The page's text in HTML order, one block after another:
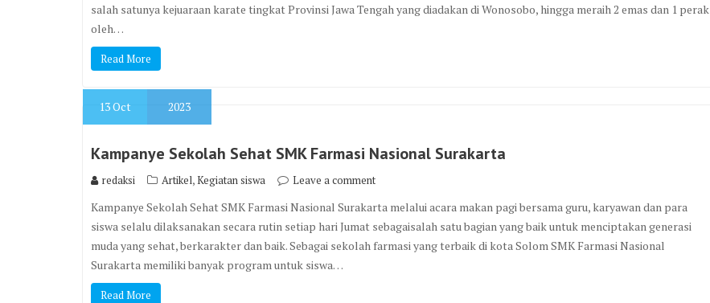
salah satunya kejuaraan karate tingkat Provinsi Jawa Tengah yang diadakan di Wonosobo, hingga meraih 2 emas dan 1 perak
oleh…
Read More
13Oct 2023
Kampanye Sekolah Sehat SMK Farmasi Nasional Surakarta
redaksi Artikel,Kegiatan siswa Leave a comment
Kampanye Sekolah Sehat SMK Farmasi Nasional Surakarta melalui acara makan pagi bersama guru, karyawan dan para
siswa selalu dilaksanakan secara rutin setiap hari Jumat sebagaisalah satu bagian yang baik untuk menciptakan generasi
muda yang sehat, berkarakter dan baik. Sebagai sekolah farmasi yang terbaik di kota Solom SMK Farmasi Nasional
Surakarta memiliki banyak program untuk siswa…
Read More